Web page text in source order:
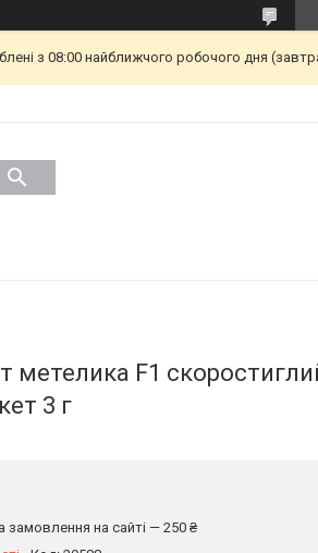
з 08:00 найближчого робочого дня
метелика F1
3 г
замовлення на сайті — 250 ₴